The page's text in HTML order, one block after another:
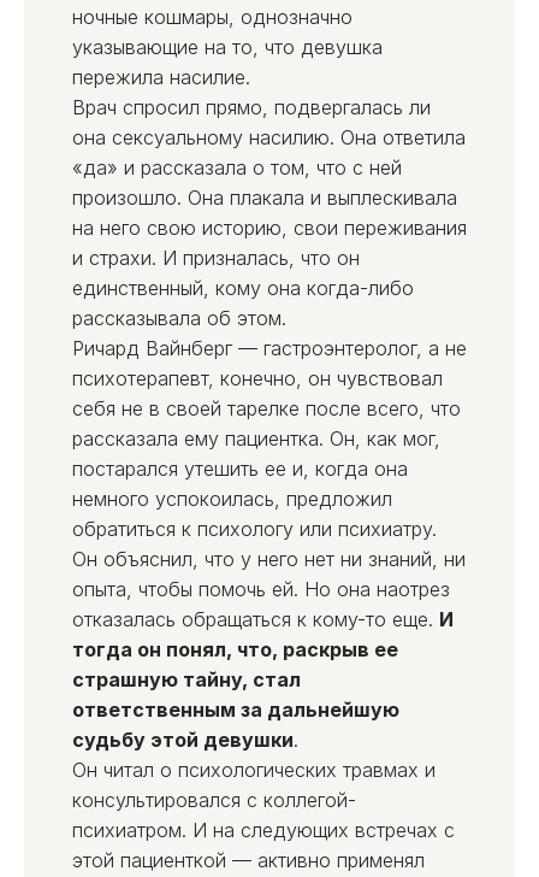
ночные кошмары, однозначно
указывающие на то, что девушка
пережила насилие.
Врач спросил прямо, подвергалась ли
она сексуальному насилию. Она ответила
«да» и рассказала о том, что с ней
произошло. Она плакала и выплескивала
на него свою историю, свои переживания
и страхи. И призналась, что он
единственный, кому она когда-либо
рассказывала об этом.
Ричард Вайнберг — гастроэнтеролог, а не
психотерапевт, конечно, он чувствовал
себя не в своей тарелке после всего, что
рассказала ему пациентка. Он, как мог,
постарался утешить ее и, когда она
немного успокоилась, предложил
обратиться к психологу или психиатру.
Он объяснил, что у него нет ни знаний, ни
опыта, чтобы помочь ей. Но она наотрез
отказалась обращаться к кому-то еще. И
тогда он понял, что, раскрыв ее
страшную тайну, стал
ответственным за дальнейшую
судьбу этой девушки.
Он читал о психологических травмах и
консультировался с коллегой-
психиатром. И на следующих встречах с
этой пациенткой — активно применял